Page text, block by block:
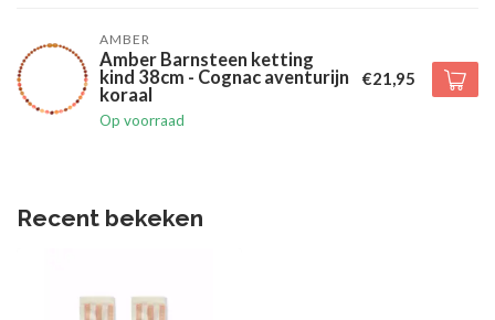
AMBER
Amber Barnsteen ketting
kind 38cm - Cognac aventurijn
koraal
Op voorraad
€21,95
Recent bekeken